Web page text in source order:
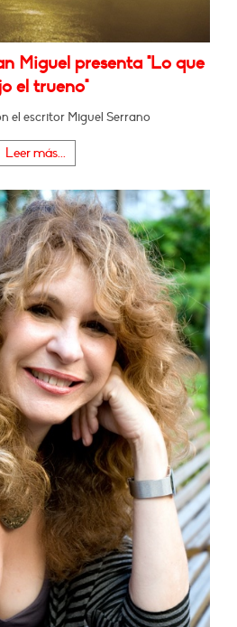
Miguel presenta "Lo que
el trueno"
el escritor Miguel Serrano
Leer más...